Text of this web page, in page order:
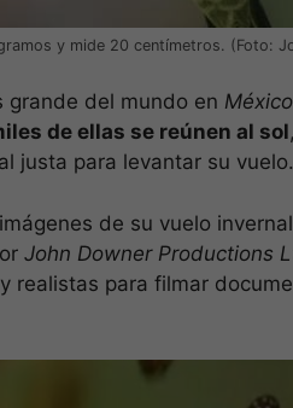
y mide 20 centímetros. (Foto:
grande del mundo en México
de ellas se reúnen al sol
justa para levantar su vuelo.
de su vuelo
John Downer Productions
realistas para filmar